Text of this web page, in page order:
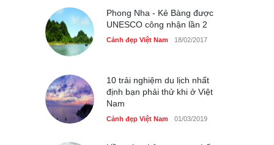
Phong Nha - Kẻ Bàng được
UNESCO công nhận lần 2
Cảnh đẹp Việt Nam 18/02/2017
10 trải nghiệm du lịch nhất
định bạn phải thử khi ở Việt
Nam
Cảnh đẹp Việt Nam 01/03/2019